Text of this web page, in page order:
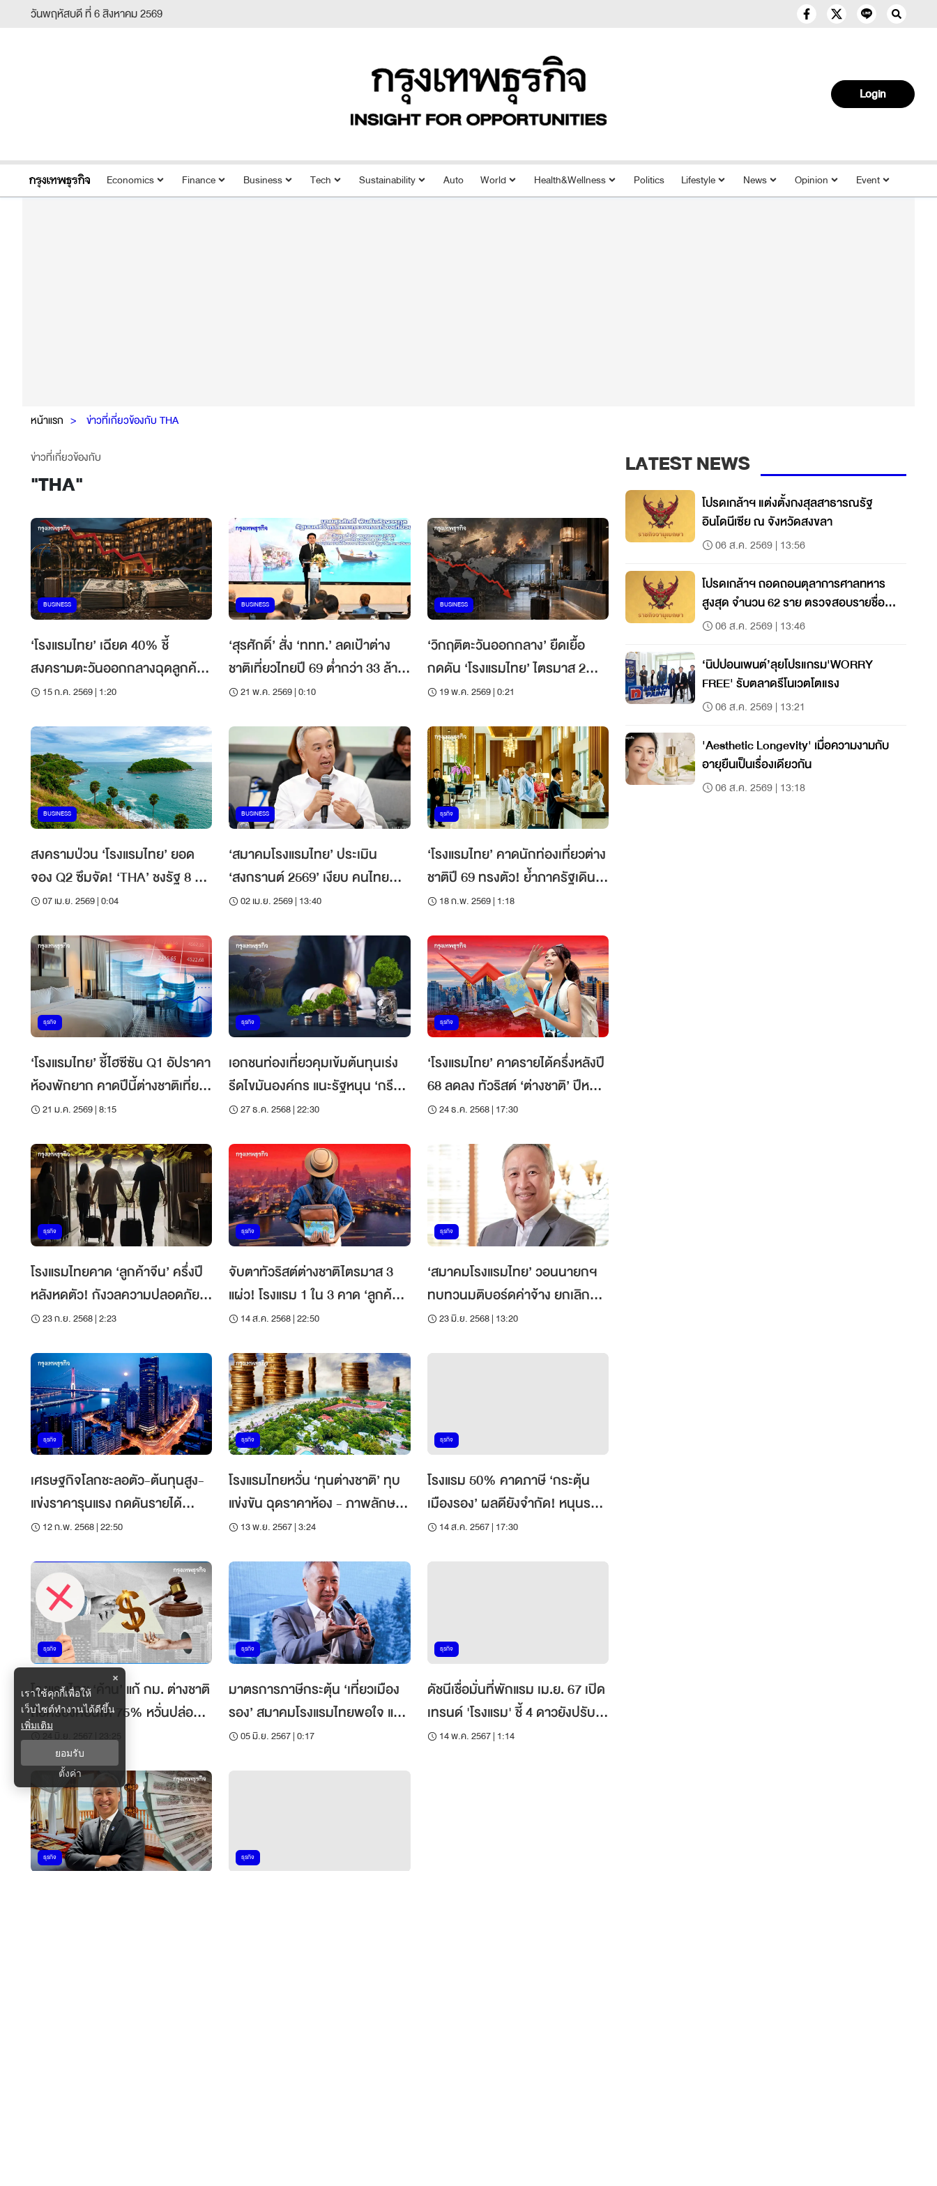
วันพฤหัสบดี ที่ 6 สิงหาคม 2569
Login
Economics Finance Business Tech Sustainability Auto World Health&Wellness Politics Lifestyle News Opinion Event
หน้าแรก ข่าวที่เกี่ยวข้องกับ THA
ข่าวที่เกี่ยวข้องกับ
"THA"
BUSINESS
‘โรงแรมไทย’ เฉียด 40% ชี้
สงครามตะวันออกกลางฉุดลูกค้า
ลดลงเกินคาด ค่าครองชีพพุ่ง
15 ก.ค. 2569 | 1:20
BUSINESS
‘สุรศักดิ์’ สั่ง ‘ททท.’ ลดเป้าต่าง
ชาติเที่ยวไทยปี 69 ต่ำกว่า 33 ล้าน
คน หากสงครามยืดเยื้อเกิน
21 พ.ค. 2569 | 0:10
BUSINESS
‘วิกฤติตะวันออกกลาง’ ยืดเยื้อ
กดดัน ‘โรงแรมไทย’ ไตรมาส 2
ตลาดระยะไกลติดลบเกิน 10%
19 พ.ค. 2569 | 0:21
BUSINESS
สงครามป่วน ‘โรงแรมไทย’ ยอด
จอง Q2 ซึมจัด! ‘THA’ ชงรัฐ 8 ข้อ
เสนอฟื้น ‘ท่องเที่ยว’ ฝ่าวิกฤติ
07 เม.ย. 2569 | 0:04
BUSINESS
‘สมาคมโรงแรมไทย’ ประเมิน
‘สงกรานต์ 2569’ เงียบ คนไทย
อ่วมวิกฤติน้ำมัน ไม่กล้าเที่ยวข้าม
02 เม.ย. 2569 | 13:40
ธุรกิจ
‘โรงแรมไทย’ คาดนักท่องเที่ยวต่าง
ชาติปี 69 ทรงตัว! ย้ำภาครัฐเดิน
หน้าสร้างเชื่อมั่น ‘ปลอดภัย’
18 ก.พ. 2569 | 1:18
ธุรกิจ
‘โรงแรมไทย’ ชี้ไฮซีซัน Q1 อัปราคา
ห้องพักยาก คาดปีนี้ต่างชาติเที่ยว
ไทย 33 ล้านคนเท่าปี 68
21 ม.ค. 2569 | 8:15
ธุรกิจ
เอกชนท่องเที่ยวคุมเข้มต้นทุนเร่ง
รีดไขมันองค์กร แนะรัฐหนุน ‘กรีน
ไฟแนนซ์’ อุ้มเอสเอ็มอี
27 ธ.ค. 2568 | 22:30
ธุรกิจ
‘โรงแรมไทย’ คาดรายได้ครึ่งหลังปี
68 ลดลง ทัวริสต์ ‘ต่างชาติ’ ปีหน้า
โตต่ำแตะ 33 ล้านคน
24 ธ.ค. 2568 | 17:30
ธุรกิจ
โรงแรมไทยคาด ‘ลูกค้าจีน’ ครึ่งปี
หลังหดตัว! กังวลความปลอดภัย-
ค่าใช้จ่ายสูงกว่าประเทศคู่แข่ง
23 ก.ย. 2568 | 2:23
ธุรกิจ
จับตาทัวริสต์ต่างชาติไตรมาส 3
แผ่ว! โรงแรม 1 ใน 3 คาด ‘ลูกค้า
จีน’ หายเกิน 30%
14 ส.ค. 2568 | 22:50
ธุรกิจ
‘สมาคมโรงแรมไทย’ วอนนายกฯ
ทบทวนมติบอร์ดค่าจ้าง ยกเลิกขึ้น
ค่าแรงขั้นต่ำ 400 บาท
23 มิ.ย. 2568 | 13:20
ธุรกิจ
เศรษฐกิจโลกชะลอตัว-ต้นทุนสูง-
แข่งราคารุนแรง กดดันรายได้
‘โรงแรมไทย’ เติบโตปี 68
12 ก.พ. 2568 | 22:50
ธุรกิจ
โรงแรมไทยหวั่น ‘ทุนต่างชาติ’ ทุบ
แข่งขัน ฉุดราคาห้อง - ภาพลักษณ์
ท่องเที่ยว
13 พ.ย. 2567 | 3:24
ธุรกิจ
โรงแรม 50% คาดภาษี ‘กระตุ้น
เมืองรอง’ ผลดียังจำกัด! หนุนราย
ได้เพิ่มไม่เกิน 5%
14 ส.ค. 2567 | 17:30
ธุรกิจ
โรงแรมไทย ‘ค้าน’ แก้ กม. ต่างชาติ
ถือครองคอนโด 75% หวั่นปล่อย
ขายรายวันตัดราคา
24 มิ.ย. 2567 | 23:25
ธุรกิจ
มาตรการภาษีกระตุ้น ‘เที่ยวเมือง
รอง’ สมาคมโรงแรมไทยพอใจ แต่
ยังไม่เต็มร้อย!
05 มิ.ย. 2567 | 0:17
ธุรกิจ
ดัชนีเชื่อมั่นที่พักแรม เม.ย. 67 เปิด
เทรนด์ 'โรงแรม' ชี้ 4 ดาวยังปรับ
ราคาได้
14 พ.ค. 2567 | 1:14
ธุรกิจ ธุรกิจ
LATEST NEWS
โปรดเกล้าฯ แต่งตั้งกงสุลสาธารณรัฐ
อินโดนีเซีย ณ จังหวัดสงขลา
06 ส.ค. 2569 | 13:56
โปรดเกล้าฯ ถอดถอนตุลาการศาลทหาร
สูงสุด จำนวน 62 ราย ตรวจสอบรายชื่อที่
นี่!06 ส.ค. 2569 | 13:46
‘นิปปอนเพนต์’ลุยโปรแกรม'WORRY
FREE' รับตลาดรีโนเวตโตแรง
06 ส.ค. 2569 | 13:21
'Aesthetic Longevity' เมื่อความงามกับ
อายุยืนเป็นเรื่องเดียวกัน
06 ส.ค. 2569 | 13:18
×
เราใช้คุกกี้เพื่อให้
เว็บไซต์ทำงานได้ดีขึ้น
เพิ่มเติม
ยอมรับ
ตั้งค่า